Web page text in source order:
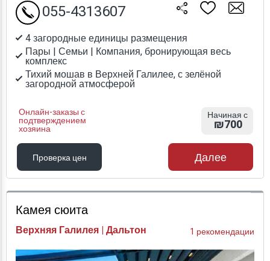
4 загородные единицы размещения
Пары | Семьи | Компания, бронирующая весь
комплекс
Тихий мошав в Верхней Галилее, с зелёной
загородной атмосферой
Онлайн-заказы с
подтверждением
хозяина
055-4313607
Начиная с
₪700
Проверка цен
Проверка цен
Далее
Камея сюита
Верхняя Галилея | Дальтон 1 рекомендации